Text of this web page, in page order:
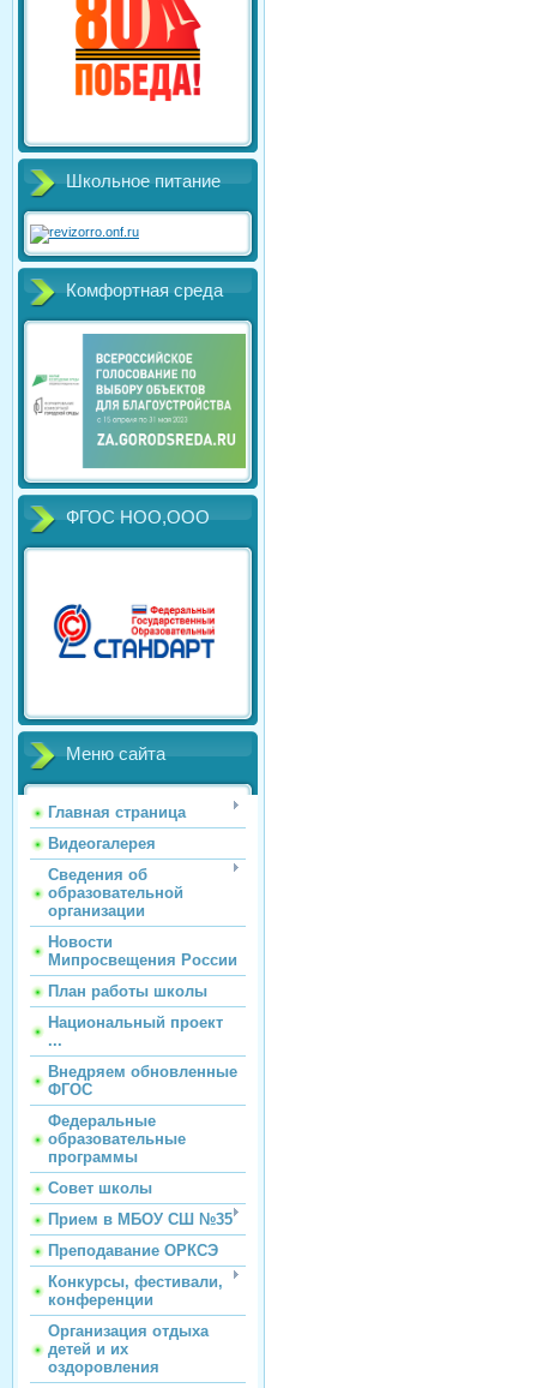
Школьное питание
Комфортная среда
ФГОС НОО,ООО
Меню сайта
Главная страница
Видеогалерея
Сведения об
образовательной
организации
Новости
Мипросвещения России
План работы школы
Национальный проект
...
Внедряем обновленные
ФГОС
Федеральные
образовательные
программы
Совет школы
Прием в МБОУ СШ №35
Преподавание ОРКСЭ
Конкурсы, фестивали,
конференции
Организация отдыха
детей и их
оздоровления